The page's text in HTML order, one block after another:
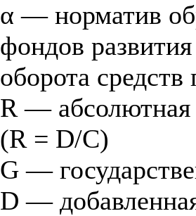
α — норматив
фондов
оборота
R — абсолютная
(R = D/С)
G —
D —